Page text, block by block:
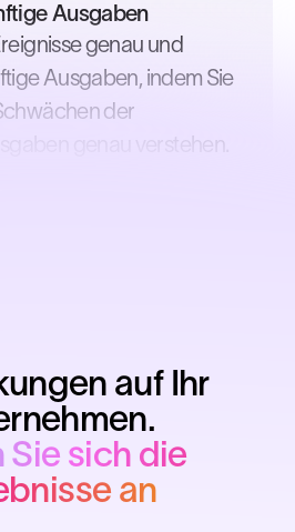
Ausgaben
genau und
Ausgaben, indem Sie
der
genau verstehen.
auf Ihr
Sie sich die
an